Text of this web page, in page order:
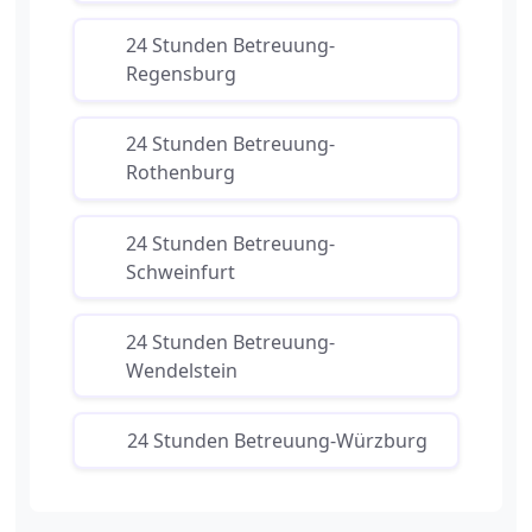
24 Stunden Betreuung-
Regensburg
24 Stunden Betreuung-
Rothenburg
24 Stunden Betreuung-
Schweinfurt
24 Stunden Betreuung-
Wendelstein
24 Stunden Betreuung-Würzburg